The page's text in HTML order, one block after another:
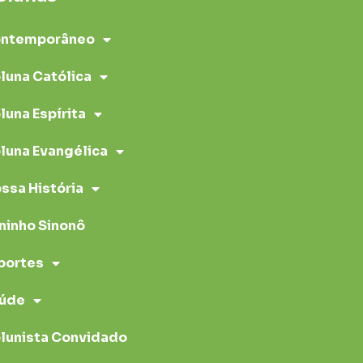
Católica
Espírita
Evangélica
História
Sinonô
Convidado